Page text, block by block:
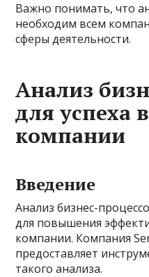
Важно понимать, что
необходим всем
сферы деятельности.
Анализ
для успеха
компании
Введение
Анализ бизнес-
для повышения
компании. Компания
предоставляет
такого анализа.